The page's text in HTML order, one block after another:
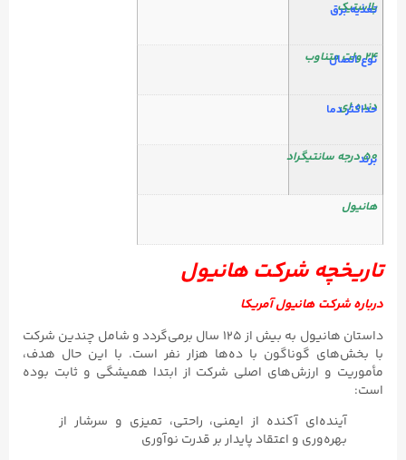
پلاستیک
تغذیه برق
۲۴ ولت متناوب
نوع اتصال
دنده ای
حداکثر دما
۵۰ درجه سانتیگراد
برند
هانیول
تاریخچه شرکت هانیول
درباره شرکت هانیول آمریکا
داستان هانیول به بیش از ۱۲۵ سال برمی‌گردد و شامل چندین شرکت
با بخش‌های گوناگون با ده‌ها هزار نفر است. با این حال هدف،
مأموریت و ارزش‌های اصلی شرکت از ابتدا همیشگی و ثابت بوده
است:
آینده‌ای آکنده از ایمنی، راحتی، تمیزی و سرشار از
بهره‌وری و اعتقاد پایدار بر قدرت نوآوری